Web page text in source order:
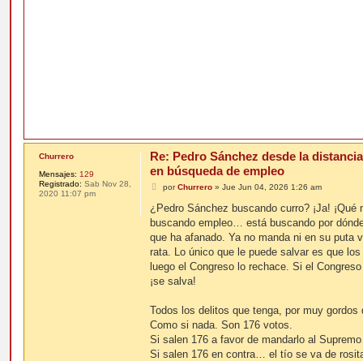
Churrero
Mensajes: 129
Registrado: Sab Nov 28,
2020 11:07 pm
Re: Pedro Sánchez desde la distancia
en búsqueda de empleo
M
n
a
j
porChurrero» Jue Jun 04, 2026 1:26 am
¿Pedro Sánchez buscando curro? ¡Ja!
buscando empleo… está buscando por
que ha afanado. Ya no manda ni en su puta
rata. Lo único que le puede salvar es que
luego el Congreso lo rechace. Si el
¡se salva!
Todos los delitos que tenga, por muy
Como si nada. Son 176 votos.
Si salen 176 a favor de mandarlo al
Si salen 176 en contra… el tío se va de